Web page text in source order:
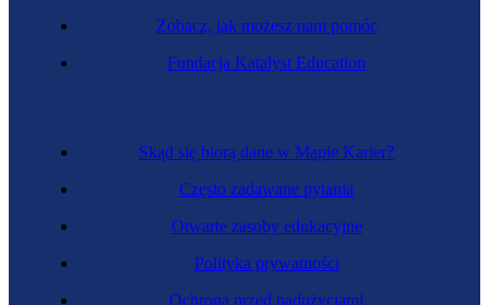
Zawód regulowany
Skąd się biorą dane w Mapie Karier?
Często zadawane pytania
Otwarte zasoby edukacyjne
Polityka prywatności
Ochrona przed nadużyciami
Zobacz, jak możesz nam pomóc
Fundacja Katalyst Education